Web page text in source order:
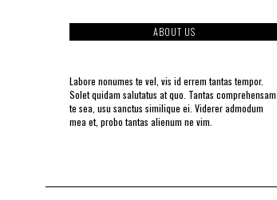
ABOUT US
Labore nonumes te vel, vis id errem tantas tempor.
Solet quidam salutatus at quo. Tantas comprehensam
te sea, usu sanctus similique ei. Viderer admodum
mea et, probo tantas alienum ne vim.